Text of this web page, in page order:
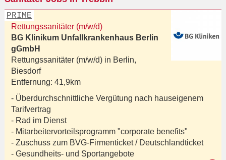
PRIME
Rettungssanitäter (m/w/d)
BG Klinikum Unfallkrankenhaus Berlin
gGmbH
Rettungssanitäter (m/w/d) in Berlin,
Biesdorf
Entfernung: 41,9km
- Überdurchschnittliche Vergütung nach hauseigenem
Tarifvertrag
- Rad im Dienst
- Mitarbeitervorteilsprogramm "corporate benefits"
- Zuschuss zum BVG-Firmenticket / Deutschlandticket
- Gesundheits- und Sportangebote